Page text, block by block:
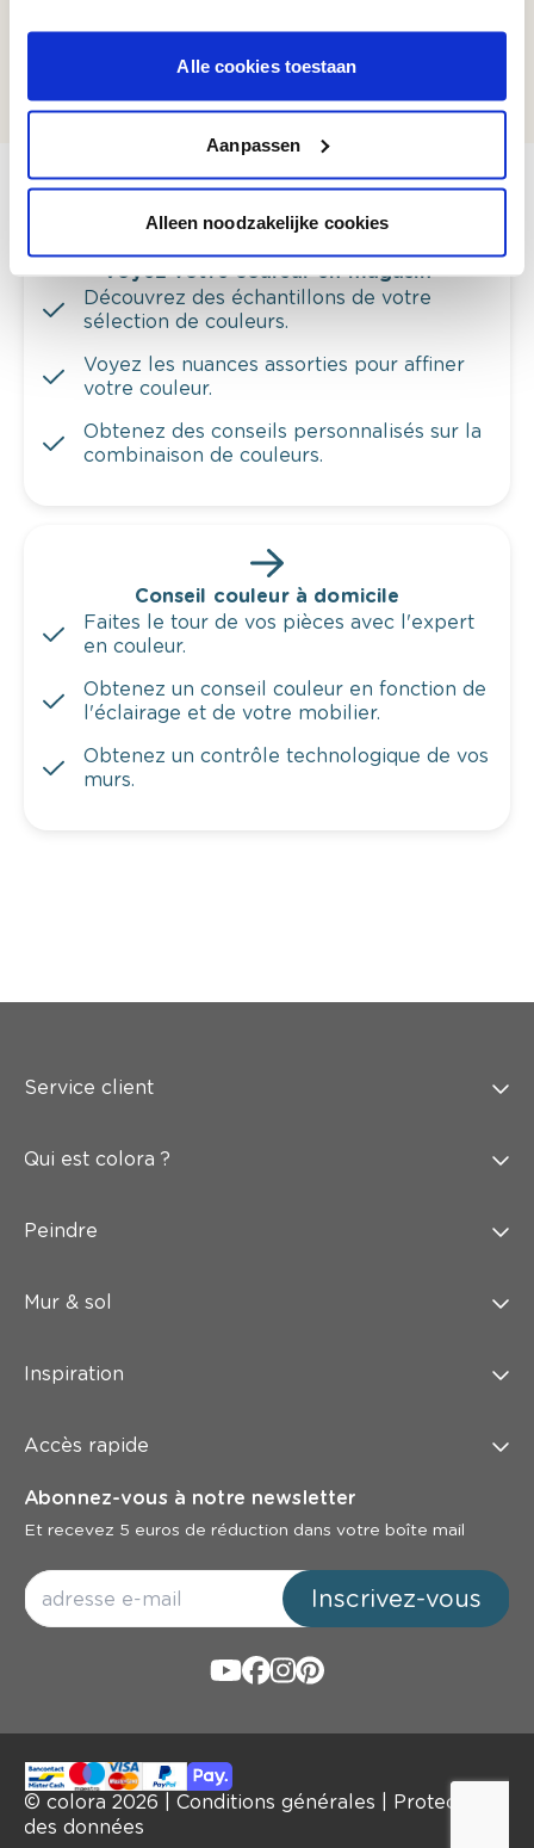
Alle cookies toestaan
Aanpassen
Alleen noodzakelijke cookies
Fleeting Blue
Voyez votre couleur en magasin
Découvrez des échantillons de votre
sélection de couleurs.
Voyez les nuances assorties pour affiner
votre couleur.
Obtenez des conseils personnalisés sur la
combinaison de couleurs.
Conseil couleur à domicile
Faites le tour de vos pièces avec l'expert
en couleur.
Obtenez un conseil couleur en fonction de
l'éclairage et de votre mobilier.
Obtenez un contrôle technologique de vos
murs.
Service client
Qui est colora ?
Peindre
Mur & sol
Inspiration
Accès rapide
Abonnez-vous à notre newsletter
Et recevez 5 euros de réduction dans votre boîte mail
Inscrivez-vous
© colora 2026 Conditions générales
Protection
des données